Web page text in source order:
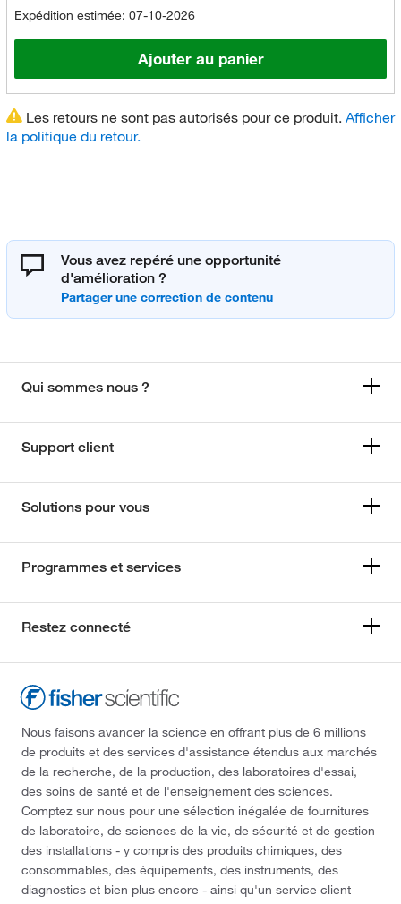
Expédition estimée: 07-10-2026
Ajouter au panier
Les retours ne sont pas autorisés pour ce produit. Afficher
la politique du retour.
Vous avez repéré une opportunité
d'amélioration ?
Qui sommes nous ?
Support client
Solutions pour vous
Programmes et services
Restez connecté
Nous faisons avancer la science en offrant plus de 6 millions
de produits et des services d'assistance étendus aux marchés
de la recherche, de la production, des laboratoires d'essai,
des soins de santé et de l'enseignement des sciences.
Comptez sur nous pour une sélection inégalée de fournitures
de laboratoire, de sciences de la vie, de sécurité et de gestion
des installations - y compris des produits chimiques, des
consommables, des équipements, des instruments, des
diagnostics et bien plus encore - ainsi qu'un service client